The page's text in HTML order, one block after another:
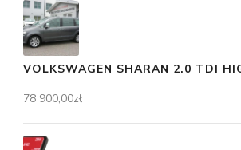
VOLKSWAGEN SHARAN 2.0 TDI
78 900,00zł